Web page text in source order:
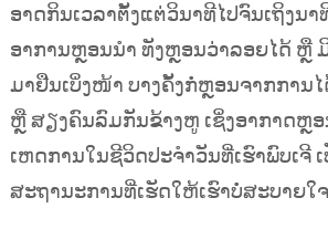
ອາດກິນເວລາຕັ້ງແຕ່ວິນາທີໄປຈົນເຖິງນ
ອາການຫຼອນນຳ ທັງຫຼອນວ່າລອຍໄດ້ ຫຼື
ມາຢືນເບິ່ງໜ້າ ບາງຄັ້ງກໍ່ຫຼອນຈາກການ
ຫຼື ສຽງຄົນລົມກັນຂ້າງຫູ ເຊິ່ງອາກາດຫຼ
ເຫດການໃນຊີວິດປະຈຳວັນທີ່ເຮົາພົບເຈີ
ສະຖານະການທີ່ເຮັດໃຫ້ເຮົາບໍ່ສະບາຍໃ